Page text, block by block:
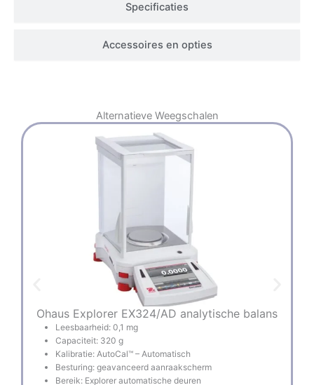
Specificaties
Accessoires en opties
Alternatieve Weegschalen
Ohaus Explorer EX324/AD analytische balans
Leesbaarheid: 0,1 mg
Capaciteit: 320 g
Kalibratie: AutoCal™ – Automatisch
Besturing: geavanceerd aanraakscherm
Bereik: Explorer automatische deuren